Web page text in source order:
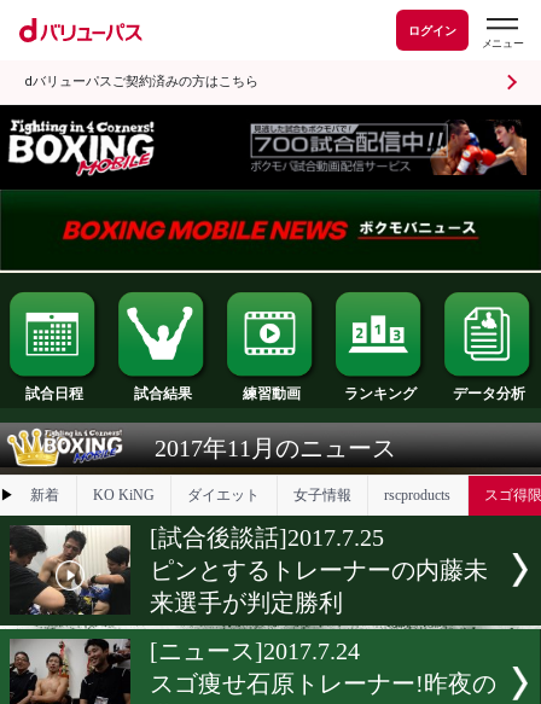
ログイン
dバリューパスご契約済みの方はこちら
試合日程 試合結果 練習動画 ランキング
2017年11月のニュース
新着 KO KiNG ダイエット
[試合後談話]2017.7.25
ピンとするトレーナーの内